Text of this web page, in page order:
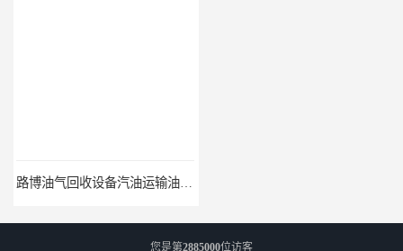
路博油气回收设备汽油运输油气回收设备厂家直销
您是第2885000位访客